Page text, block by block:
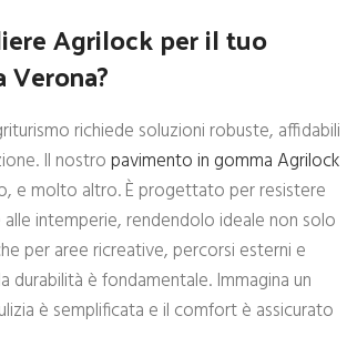
Agrilock per il tuo
richiede soluzioni robuste, affidabili
Il nostropavimento in gomma Agrilock
e molto altro. È progettato per resistere
alle intemperie, rendendolo ideale non solo
per aree ricreative, percorsi esterni e
durabilità è fondamentale. Immagina un
è semplificata e il comfort è assicurato